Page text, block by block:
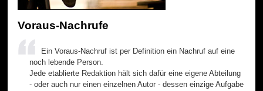
Voraus-Nachrufe
Ein Voraus-Nachruf ist per Definition ein Nachruf auf eine
noch lebende Person.
Jede etablierte Redaktion hält sich dafür eine eigene Abteilung
- oder auch nur einen einzelnen Autor - dessen einzige Aufgabe